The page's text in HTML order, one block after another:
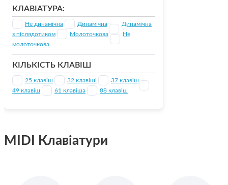
КЛАВІАТУРА:
Не динамічна Динамічна
Динамічна
з післядотиком
Молоточкова
Не
молоточкова
КІЛЬКІСТЬ КЛАВІШ
25 клавіш 32 клавіші
37 клавіш
49 клавіш
61 клавіша 88 клавіш
MIDI Клавіатури